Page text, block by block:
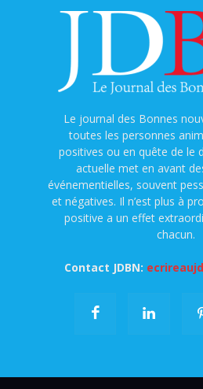
Le journal des Bonnes
toutes les personnes
positives ou en quête de le
actuelle met en avant
événementielles, souvent
et négatives. Il n’est plus à
positive a un effet
chacun.
Contact JDBN: